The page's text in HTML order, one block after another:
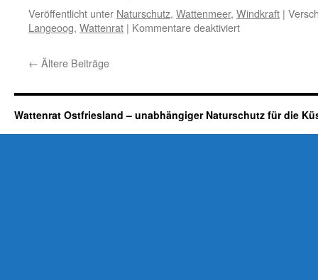
Veröffentlicht unter Naturschutz, Wattenmeer, Windkraft |
Langeoog, Wattenrat | Kommentare deaktiviertfür
Baltrum
← Ältere Beiträge
Wattenrat Ostfriesland – unabhängiger Naturschutz für die